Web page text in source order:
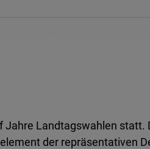
Landtagswahlen
der repräsentativen